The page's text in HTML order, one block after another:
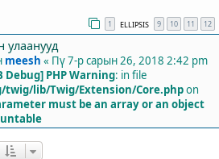
1 ELLIPSIS 9 10 11 12
улаанууд
meesh « Пү 7-р сарын 26, 2018 2:42 pm
Debug] PHP Warning: in file
twig/lib/Twig/Extension/Core.phpon
must be an array or an object